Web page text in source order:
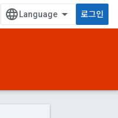
로그인